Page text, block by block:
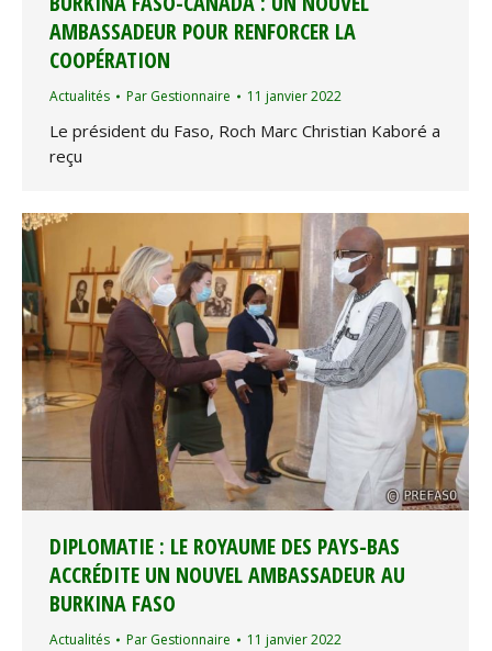
AMBASSADEUR POUR RENFORCER LA
COOPÉRATION
Actualités Par Gestionnaire 11 janvier 2022
Le président du Faso, Roch Marc Christian Kaboré a
reçu
DIPLOMATIE : LE ROYAUME DES PAYS-BAS
ACCRÉDITE UN NOUVEL AMBASSADEUR AU
BURKINA FASO
Actualités Par Gestionnaire 11 janvier 2022